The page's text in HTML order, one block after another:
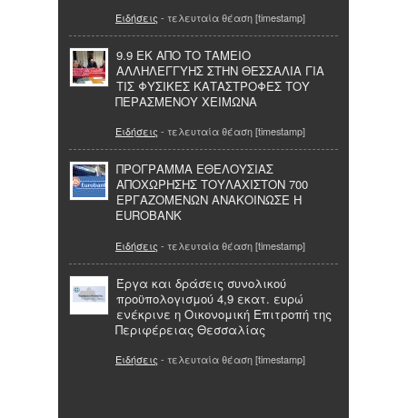
Ειδήσεις - τελευταία θέαση [timestamp]
9.9 ΕΚ ΑΠΟ ΤΟ ΤΑΜΕΙΟ
ΑΛΛΗΛΕΓΓΥΗΣ ΣΤΗΝ ΘΕΣΣΑΛΙΑ ΓΙΑ
ΤΙΣ ΦΥΣΙΚΕΣ ΚΑΤΑΣΤΡΟΦΕΣ ΤΟΥ
ΠΕΡΑΣΜΕΝΟΥ ΧΕΙΜΩΝΑ
Ειδήσεις - τελευταία θέαση [timestamp]
ΠΡΟΓΡΑΜΜΑ ΕΘΕΛΟΥΣΙΑΣ
ΑΠΟΧΩΡΗΣΗΣ ΤΟΥΛΑΧΙΣΤΟΝ 700
ΕΡΓΑΖΟΜΕΝΩΝ ΑΝΑΚΟΙΝΩΣΕ Η
EUROBANK
Ειδήσεις - τελευταία θέαση [timestamp]
Έργα και δράσεις συνολικού
προϋπολογισμού 4,9 εκατ. ευρώ
ενέκρινε η Οικονομική Επιτροπή της
Περιφέρειας Θεσσαλίας
Ειδήσεις - τελευταία θέαση [timestamp]